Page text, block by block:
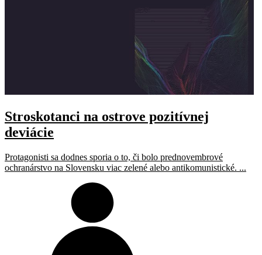
Stroskotanci na ostrove pozitívnej
deviácie
Protagonisti sa dodnes sporia o to, či bolo prednovembrové
ochranárstvo na Slovensku viac zelené alebo antikomunistické. ...